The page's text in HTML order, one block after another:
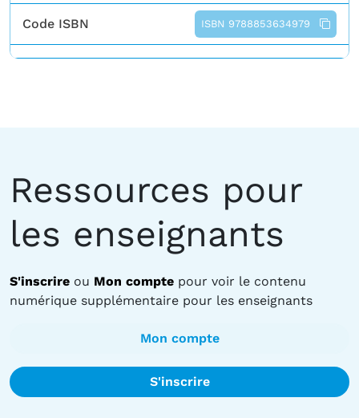
Code ISBN ISBN 9788853634979
Ressources pour
les enseignants
S'inscrire ou Mon compte pour voir le contenu
numérique supplémentaire pour les enseignants
Mon compte
S'inscrire